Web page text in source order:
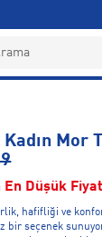
Mor
En Düşük
hafifliği ve
bir seçenek